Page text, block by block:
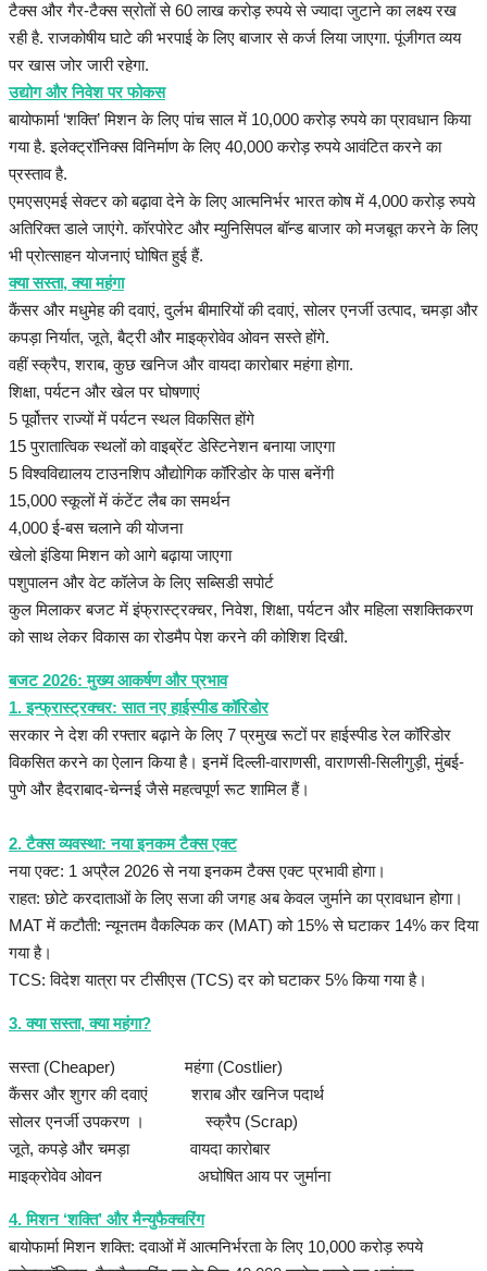
टैक्स और गैर-टैक्स स्रोतों से 60 लाख करोड़ रुपये से ज्यादा जुटाने का लक्ष्य रख
रही है. राजकोषीय घाटे की भरपाई के लिए बाजार से कर्ज लिया जाएगा. पूंजीगत व्यय
पर खास जोर जारी रहेगा.
उद्योग और निवेश पर फोकस
बायोफार्मा ‘शक्ति’ मिशन के लिए पांच साल में 10,000 करोड़ रुपये का प्रावधान किया
गया है. इलेक्ट्रॉनिक्स विनिर्माण के लिए 40,000 करोड़ रुपये आवंटित करने का
प्रस्ताव है.
एमएसएमई सेक्टर को बढ़ावा देने के लिए आत्मनिर्भर भारत कोष में 4,000 करोड़ रुपये
अतिरिक्त डाले जाएंगे. कॉरपोरेट और म्युनिसिपल बॉन्ड बाजार को मजबूत करने के लिए
भी प्रोत्साहन योजनाएं घोषित हुई हैं.
क्या सस्ता, क्या महंगा
कैंसर और मधुमेह की दवाएं, दुर्लभ बीमारियों की दवाएं, सोलर एनर्जी उत्पाद, चमड़ा और
कपड़ा निर्यात, जूते, बैट्री और माइक्रोवेव ओवन सस्ते होंगे.
वहीं स्क्रैप, शराब, कुछ खनिज और वायदा कारोबार महंगा होगा.
शिक्षा, पर्यटन और खेल पर घोषणाएं
5 पूर्वोत्तर राज्यों में पर्यटन स्थल विकसित होंगे
15 पुरातात्विक स्थलों को वाइब्रेंट डेस्टिनेशन बनाया जाएगा
5 विश्वविद्यालय टाउनशिप औद्योगिक कॉरिडोर के पास बनेंगी
15,000 स्कूलों में कंटेंट लैब का समर्थन
4,000 ई-बस चलाने की योजना
खेलो इंडिया मिशन को आगे बढ़ाया जाएगा
पशुपालन और वेट कॉलेज के लिए सब्सिडी सपोर्ट
कुल मिलाकर बजट में इंफ्रास्ट्रक्चर, निवेश, शिक्षा, पर्यटन और महिला सशक्तिकरण
को साथ लेकर विकास का रोडमैप पेश करने की कोशिश दिखी.
बजट 2026: मुख्य आकर्षण और प्रभाव
1. इन्फ्रास्ट्रक्चर: सात नए हाईस्पीड कॉरिडोर
​सरकार ने देश की रफ्तार बढ़ाने के लिए 7 प्रमुख रूटों पर हाईस्पीड रेल कॉरिडोर
विकसित करने का ऐलान किया है। इनमें दिल्ली-वाराणसी, वाराणसी-सिलीगुड़ी, मुंबई-
पुणे और हैदराबाद-चेन्नई जैसे महत्वपूर्ण रूट शामिल हैं।
2. टैक्स व्यवस्था: नया इनकम टैक्स एक्ट
नया एक्ट: 1 अप्रैल 2026 से नया इनकम टैक्स एक्ट प्रभावी होगा।
राहत: छोटे करदाताओं के लिए सजा की जगह अब केवल जुर्माने का प्रावधान होगा।
​MAT में कटौती: न्यूनतम वैकल्पिक कर (MAT) को 15% से घटाकर 14% कर दिया
गया है।
​TCS: विदेश यात्रा पर टीसीएस (TCS) दर को घटाकर 5% किया गया है।
3. क्या सस्ता, क्या महंगा?
सस्ता (Cheaper) महंगा (Costlier)
कैंसर और शुगर की दवाएं शराब और खनिज पदार्थ
सोलर एनर्जी उपकरण । स्क्रैप (Scrap)
जूते, कपड़े और चमड़ा वायदा कारोबार
माइक्रोवेव ओवन अघोषित आय पर जुर्माना
4. मिशन ‘शक्ति’ और मैन्युफैक्चरिंग
बायोफार्मा मिशन शक्ति: दवाओं में आत्मनिर्भरता के लिए 10,000 करोड़ रुपये